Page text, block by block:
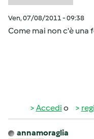
Ven, 07/08/2011 - 09:38
Come mai non c'è
Accedi o
annamoraglia